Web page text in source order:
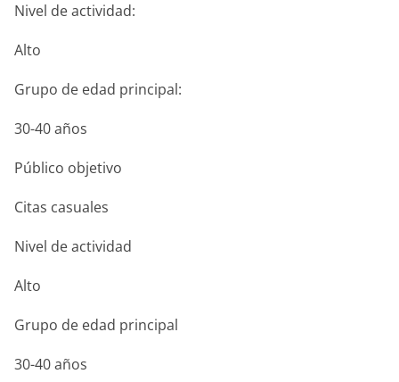
Nivel de actividad:
Alto
Grupo de edad principal:
30-40 años
Público objetivo
Citas casuales
Nivel de actividad
Alto
Grupo de edad principal
30-40 años